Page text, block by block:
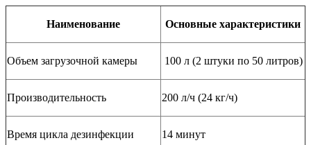
Наименование Основные характеристики
Объем загрузочной камеры 100 л (2 штуки по 50 литров)
Производительность 200 л/ч (24 кг/ч)
Время цикла дезинфекции 14 минут